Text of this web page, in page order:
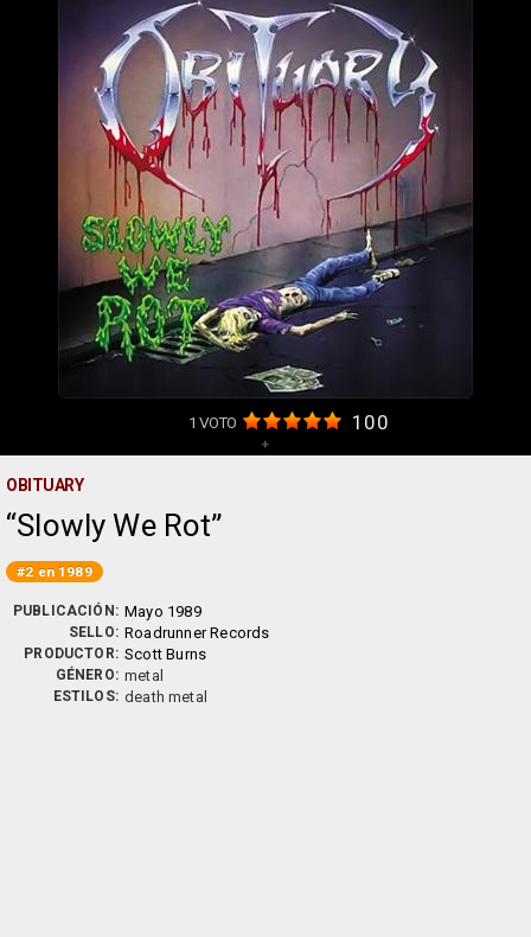
1 VOTO 100
+
OBITUARY
Slowly We Rot
#2 en 1989
PUBLICACIÓN: Mayo 1989
SELLO: Roadrunner Records
PRODUCTOR: Scott Burns
GÉNERO: metal
ESTILOS: death metal